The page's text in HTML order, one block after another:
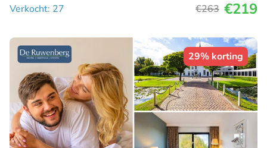
Verkocht: 27
€263 €219
29% korting